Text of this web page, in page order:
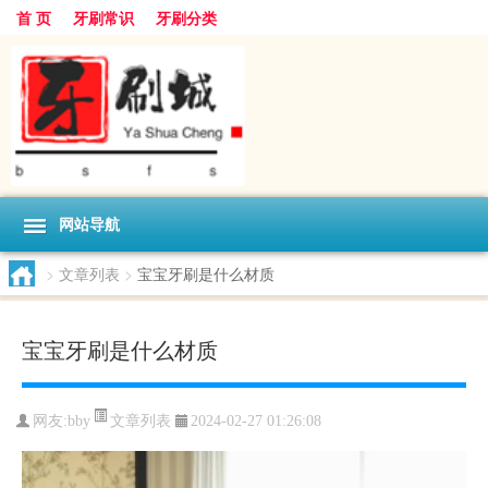
首 页 牙刷常识 牙刷分类
网站导航
> 文章列表 > 宝宝牙刷是什么材质
宝宝牙刷是什么材质
网友:bby 文章列表 2024-02-27 01:26:08